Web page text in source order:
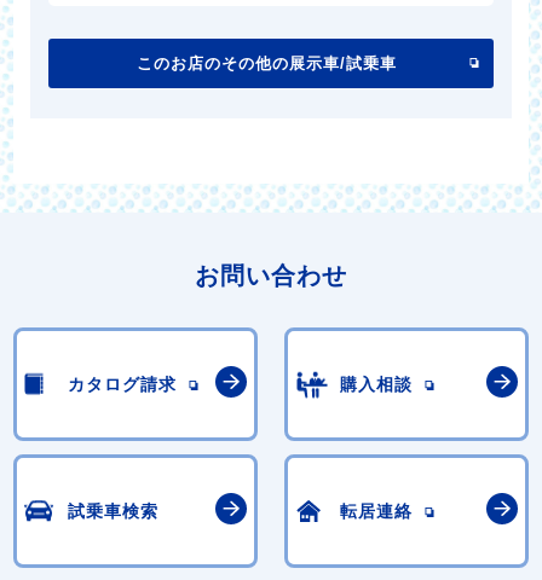
このお店のその他の展示車/試乗車
お問い合わせ
カタログ請求 購入相談
試乗車検索 転居連絡